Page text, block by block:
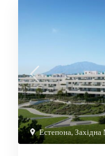
Естепона,Західна